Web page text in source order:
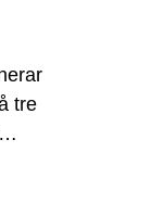
tre